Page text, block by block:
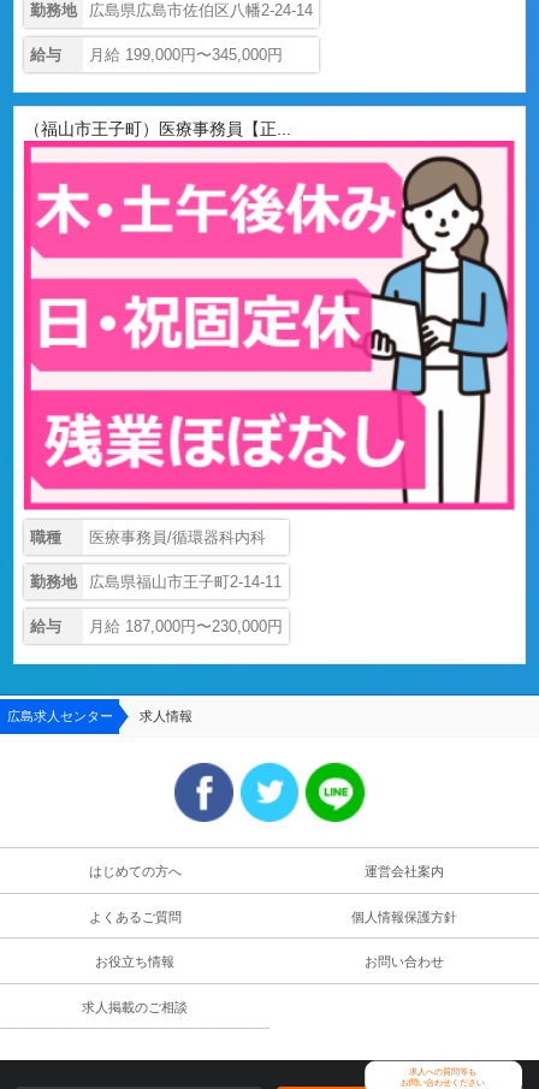
勤務地 広島県広島市佐伯区八幡2-24-14
給与 月給 199,000円〜345,000円
（福山市王子町）医療事務員【正...
職種 医療事務員/循環器科内科
勤務地 広島県福山市王子町2-14-11
給与 月給 187,000円〜230,000円
広島求人センター 求人情報
はじめての方へ 運営会社案内
よくあるご質問 個人情報保護方針
お役立ち情報 お問い合わせ
求人掲載のご相談
求人への質問等も
お問い合わせください